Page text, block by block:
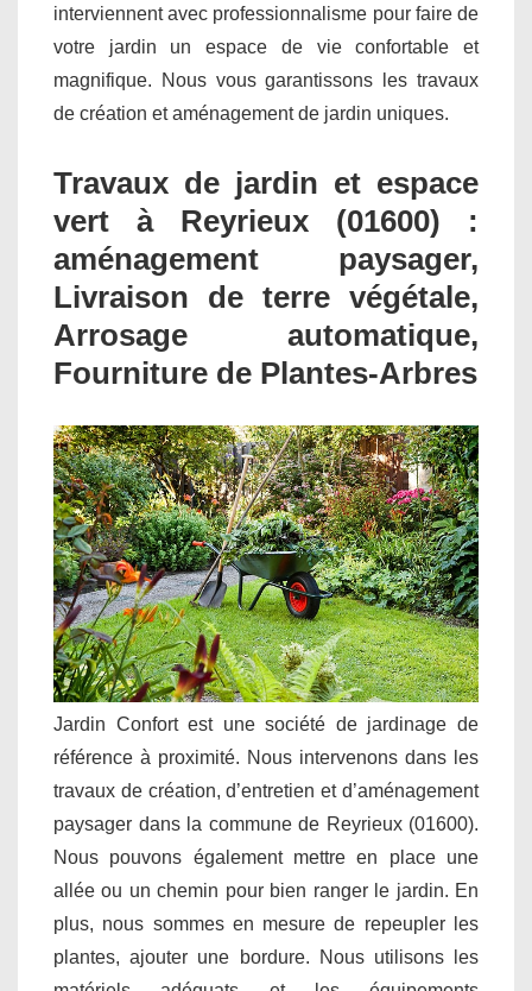
interviennent avec professionnalisme pour faire de
votre jardin un espace de vie confortable et
magnifique. Nous vous garantissons les travaux
de création et aménagement de jardin uniques.
Travaux de jardin et espace
vert à Reyrieux (01600) :
aménagement paysager,
Livraison de terre végétale,
Arrosage automatique,
Fourniture de Plantes-Arbres
Jardin Confort est une société de jardinage de
référence à proximité. Nous intervenons dans les
travaux de création, d’entretien et d’aménagement
paysager dans la commune de Reyrieux (01600).
Nous pouvons également mettre en place une
allée ou un chemin pour bien ranger le jardin. En
plus, nous sommes en mesure de repeupler les
plantes, ajouter une bordure. Nous utilisons les